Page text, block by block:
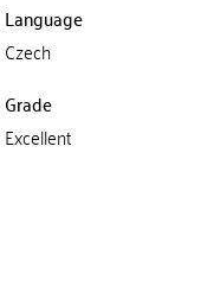
Language
Czech
Grade
Excellent